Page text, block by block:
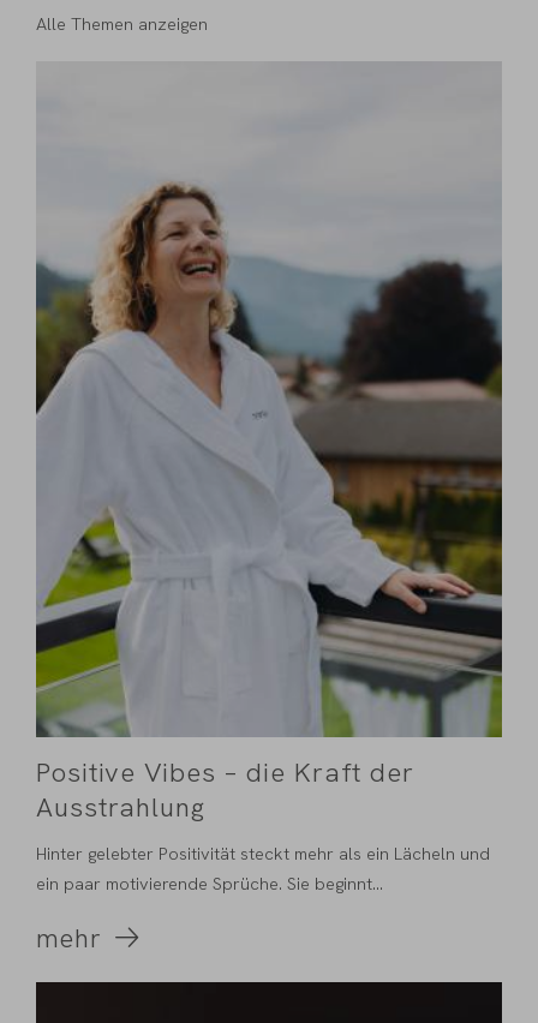
Alle Themen anzeigen
Positive Vibes – die Kraft der
Ausstrahlung
Hinter gelebter Positivität steckt mehr als ein Lächeln und
ein paar motivierende Sprüche. Sie beginnt...
mehr